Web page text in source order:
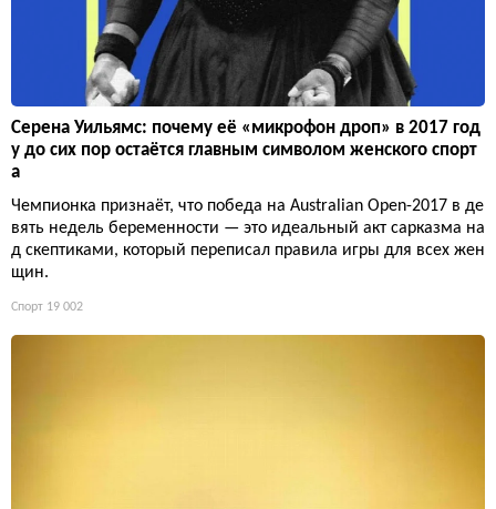
Серена Уильямс: почему её «микрофон дроп» в 2017 год
у до сих пор остаётся главным символом женского спорт
а
Чемпионка признаёт, что победа на Australian Open-2017 в де
вять недель беременности — это идеальный акт сарказма на
д скептиками, который переписал правила игры для всех жен
щин.
Спорт 19 002